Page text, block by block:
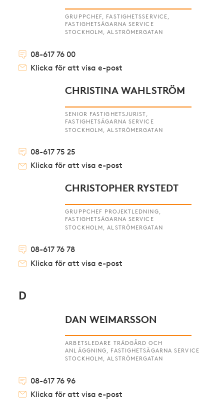
GRUPPCHEF, FASTIGHETSSERVICE,
FASTIGHETSÄGARNA SERVICE
STOCKHOLM, ALSTRÖMERGATAN
08-617 76 00
Klicka för att visa e-post
CHRISTINA WAHLSTRÖM
SENIOR FASTIGHETSJURIST,
FASTIGHETSÄGARNA SERVICE
STOCKHOLM, ALSTRÖMERGATAN
08-617 75 25
Klicka för att visa e-post
CHRISTOPHER RYSTEDT
GRUPPCHEF PROJEKTLEDNING,
FASTIGHETSÄGARNA SERVICE
STOCKHOLM, ALSTRÖMERGATAN
08-617 76 78
Klicka för att visa e-post
D
DAN WEIMARSSON
ARBETSLEDARE TRÄDGÅRD OCH
ANLÄGGNING, FASTIGHETSÄGARNA SERVICE
STOCKHOLM, ALSTRÖMERGATAN
08-617 76 96
Klicka för att visa e-post